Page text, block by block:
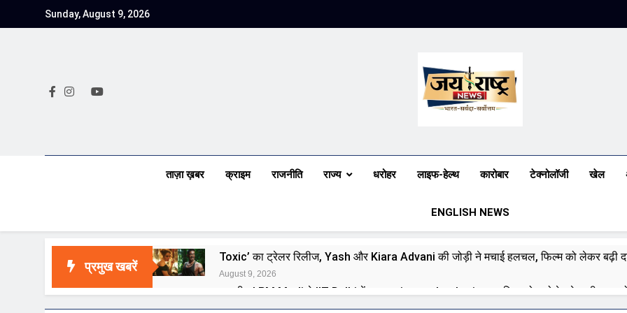
Sunday, August 9, 2026
Jai Rashtra
ताज़ा ख़बर क्राइम राजनीति राज्य धरोहर लाइफ-हेल्थ कारोबार टेक्नोलॉजी खेल
ENGLISH NEWS
प्रमुख खबरें
Toxic’ का ट्रेलर रिलीज, Yash और Kiara Advani की जोड़ी ने मचाई हलचल, फिल्म को लेकर बढ़ी
August 9, 2026
राष्ट्रीय | PM Modi ने IIT Delhi में emerging technologies पर दिया जोर, बोले—देश की
August 9, 2026